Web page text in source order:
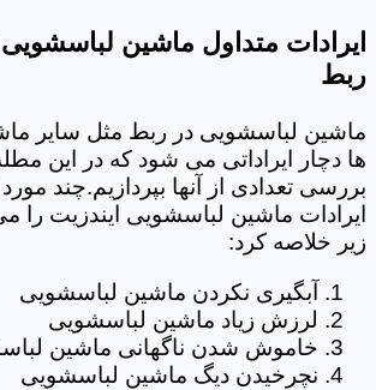
ایرادات متداول ماشین لباسشویی
ربط
ماشین لباسشویی در ربط مثل سایر
ها دچار ایراداتی می شود که در این
بررسی تعدادی از آنها بپردازیم.چند
ایرادات ماشین لباسشویی ایندزیت را
زیر خلاصه کرد:
آبگیری نکردن ماشین لباسشویی
لرزش زیاد ماشین لباسشویی
خاموش شدن ناگهانی ماشین
نچرخیدن دیگ ماشین لباسشویی